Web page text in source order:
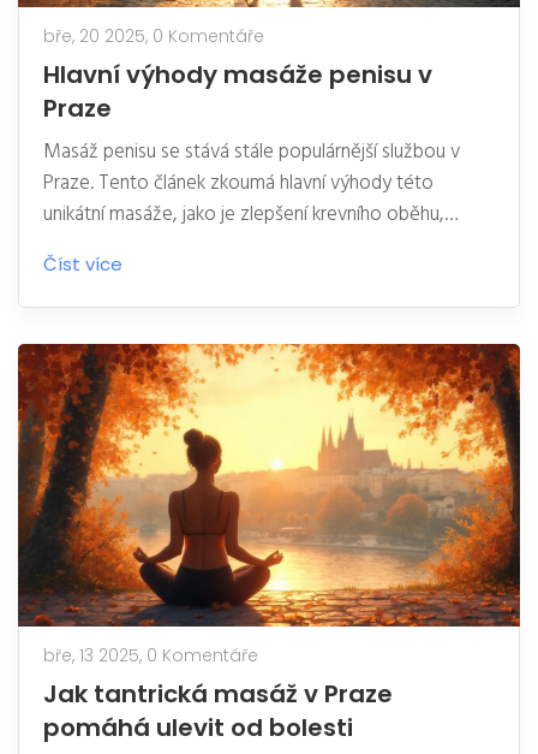
bře, 20 2025, 0 Komentáře
Hlavní výhody masáže penisu v
Praze
Masáž penisu se stává stále populárnější službou v
Praze. Tento článek zkoumá hlavní výhody této
unikátní masáže, jako je zlepšení krevního oběhu,
snížení stresu a podpora sexuálního zdraví. Tipy na
výběr správného maséra a co od procedury očekávat
dělají tento průvodce nepostradatelným pro každého,
kdo chce zlepšit svůj intimní život. V článku se
zaměříme na praktické rady a klíčové informace, které
mohou výrazně přispět ke kvalitnějšímu prožitku.
Číst více
bře, 13 2025, 0 Komentáře
Jak tantrická masáž v Praze
pomáhá ulevit od bolesti